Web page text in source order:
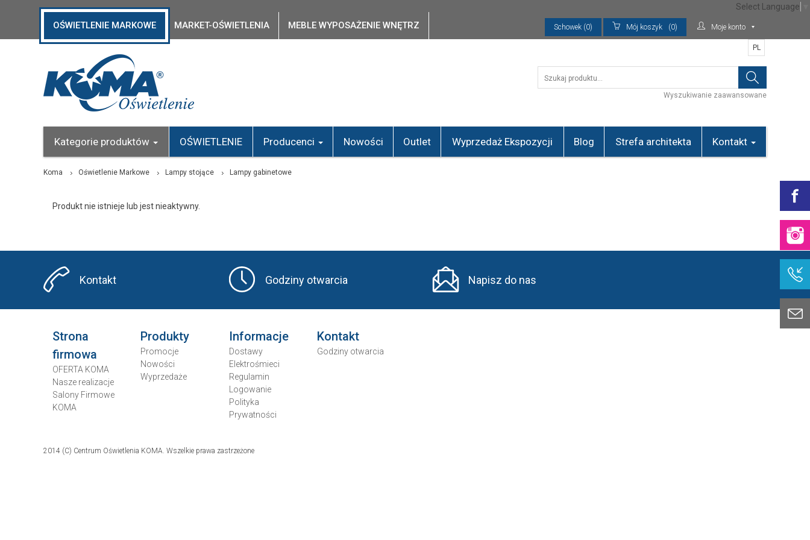
OŚWIETLENIE MARKOWE MARKET-OŚWIETLENIA MEBLE WYPOSAŻENIE WNĘTRZ Schowek (0) Mój koszyk (0) Moje konto
Wyszukiwanie zaawansowane
PL
Kategorie produktów OŚWIETLENIE Producenci Nowości Outlet Wyprzedaż Ekspozycji Blog Strefa architekta Kontakt
Koma Oświetlenie Markowe Lampy stojące Lampy gabinetowe
Produkt nie istnieje lub jest nieaktywny.
Kontakt Godziny otwarcia Napisz do nas
Strona
firmowa
OFERTA KOMA
Nasze realizacje
Salony Firmowe
KOMA
Produkty
Promocje
Nowości
Wyprzedaże
Informacje
Dostawy
Elektrośmieci
Regulamin
Logowanie
Polityka
Prywatności
Kontakt
Godziny otwarcia
2014 (C) Centrum Oświetlenia KOMA. Wszelkie prawa zastrzeżone
Select Language